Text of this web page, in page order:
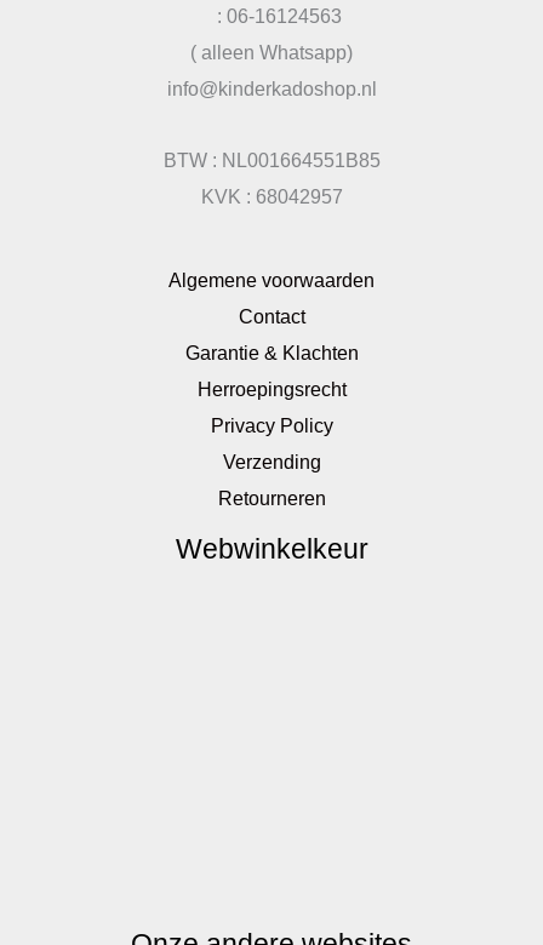
: 06-16124563
( alleen Whatsapp)
info@kinderkadoshop.nl
BTW : NL001664551B85
KVK : 68042957
Algemene voorwaarden
Contact
Garantie & Klachten
Herroepingsrecht
Privacy Policy
Verzending
Retourneren
Webwinkelkeur